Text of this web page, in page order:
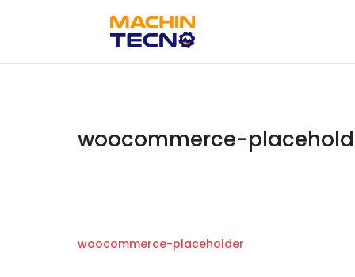
woocommerce-
woocommerce-placeholder